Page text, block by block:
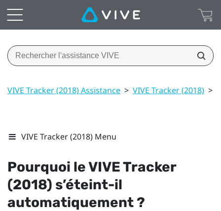
VIVE Tracker (2018) Assistance > VIVE Tracker (2018) >
VIVE Tracker (2018) Menu
Pourquoi leVIVETracker
(2018) s’éteint-il
automatiquement ?